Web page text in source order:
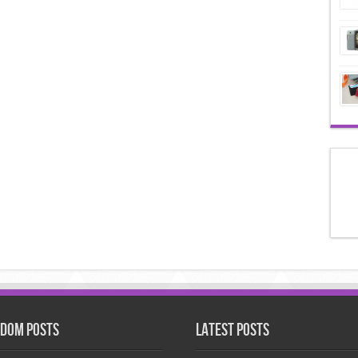
Posts Latest Posts